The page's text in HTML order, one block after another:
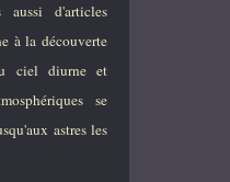
aussi d'articles
à la découverte
ciel diurne et
se
astres les